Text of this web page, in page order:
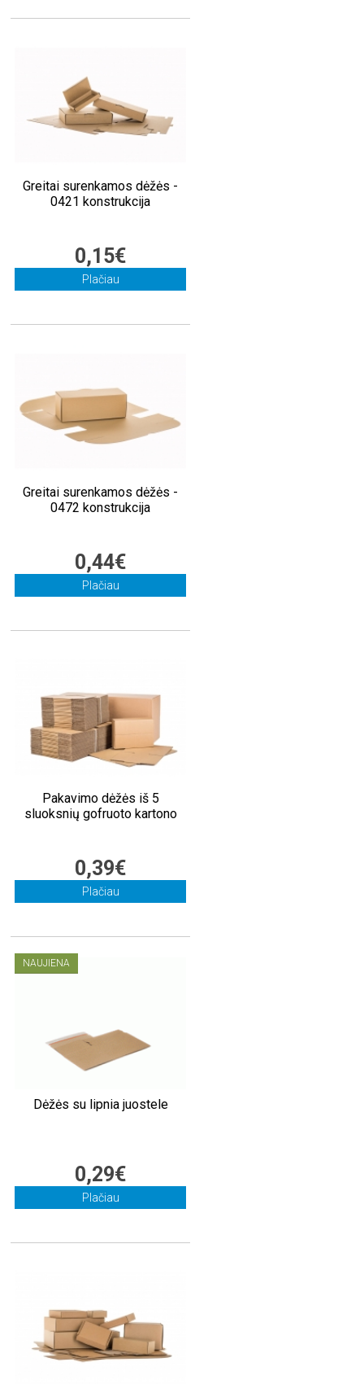
Greitai surenkamos dėžės -
0421 konstrukcija
0,15€
Plačiau
Greitai surenkamos dėžės -
0472 konstrukcija
0,44€
Plačiau
Pakavimo dėžės iš 5
sluoksnių gofruoto kartono
0,39€
Plačiau
NAUJIENA
Dėžės su lipnia juostele
0,29€
Plačiau